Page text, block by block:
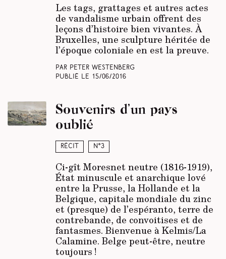
Les tags, grattages et autres actes
de vandalisme urbain offrent des
leçons d’histoire bien vivantes. À
Bruxelles, une sculpture héritée de
l’époque coloniale en est la preuve.
Par Peter Westenberg
Publié le
15/06/2016
Récit N°3
Souvenirs d’un pays
oublié
Ci-gît Moresnet neutre (1816-1919),
État minuscule et anarchique lové
entre la Prusse, la Hollande et la
Belgique, capitale mondiale du zinc
et (presque) de l’espéranto, terre de
contrebande, de convoitises et de
fantasmes. Bienvenue à Kelmis/La
Calamine. Belge peut-être, neutre
toujours !